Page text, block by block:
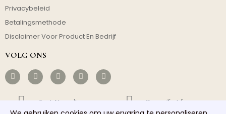
Privacybeleid
Betalingsmethode
Disclaimer Voor Product En Bedrijf
VOLG ONS
Gratis Verzending Kosteneffectief